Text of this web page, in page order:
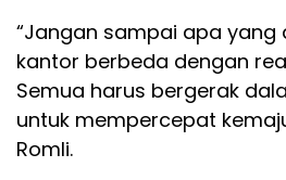
“Jangan sampai apa yang
kantor berbeda dengan
Semua harus bergerak
untuk mempercepat
Romli.